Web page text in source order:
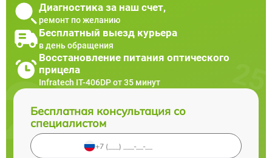
Диагностика за наш счет,
ремонт по желанию
Бесплатный выезд курьера
в день обращения
Восстановление питания оптического
прицела
Infratech IT-406DP от 35 минут
Бесплатная консультация со
специалистом